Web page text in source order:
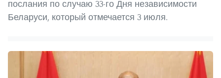
послания по случаю 33-го Дня независимости
Беларуси, который отмечается 3 июля.